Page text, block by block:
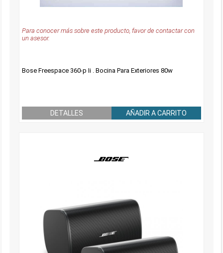
Para conocer más sobre este producto, favor de contactar con
un asesor.
Bose Freespace 360-p Ii . Bocina Para Exteriores 80w
DETALLES AÑADIR A CARRITO